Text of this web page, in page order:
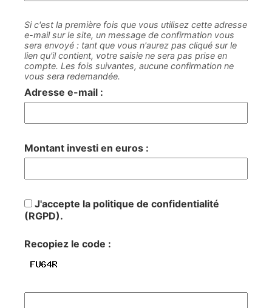
Si c'est la première fois que vous utilisez cette adresse
e-mail sur le site, un message de confirmation vous
sera envoyé : tant que vous n'aurez pas cliqué sur le
lien qu'il contient, votre saisie ne sera pas prise en
compte. Les fois suivantes, aucune confirmation ne
vous sera redemandée.
Adresse e-mail :
Montant investi en euros :
J'accepte la politique de confidentialité
(RGPD).
Recopiez le code :